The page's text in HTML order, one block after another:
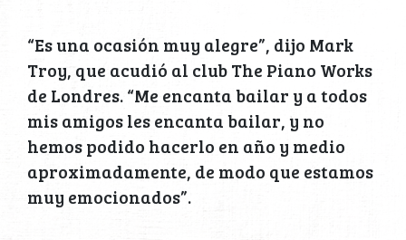
“Es una ocasión muy alegre”, dijo Mark
Troy, que acudió al club The Piano Works
de Londres. “Me encanta bailar y a todos
mis amigos les encanta bailar, y no
hemos podido hacerlo en año y medio
aproximadamente, de modo que estamos
muy emocionados”.